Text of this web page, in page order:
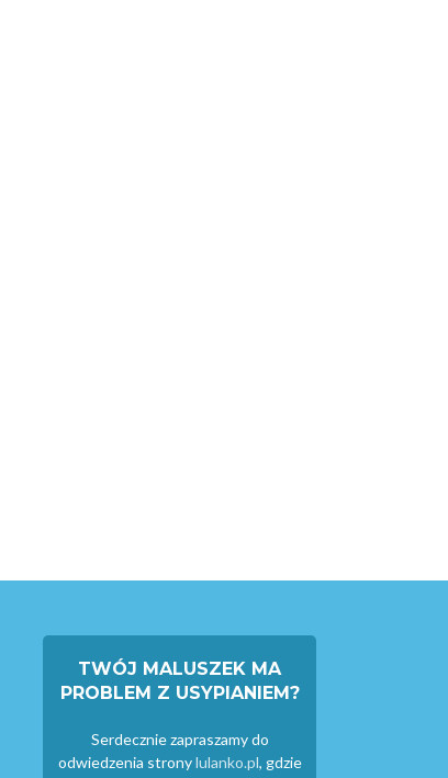
TWÓJ MALUSZEK MA
PROBLEM Z USYPIANIEM?
Serdecznie zapraszamy do
odwiedzenia stronylulanko.pl, gdzie